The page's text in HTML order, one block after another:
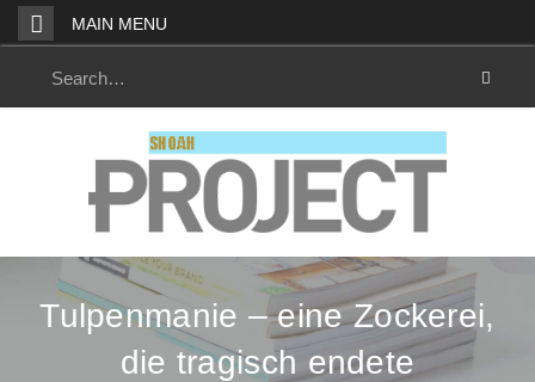
Skip
MAIN MENU
Search
Tulpenmanie – eine Zockerei,
die tragisch endete